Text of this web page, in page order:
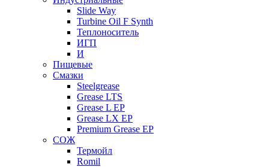
Slide Way
Turbine Oil F Synth
Теплоноситель
ИГП
И
Пищевые
Смазки
Steelgrease
Grease LTS
Grease L EP
Grease LX EP
Premium Grease EP
СОЖ
Термойл
Romil